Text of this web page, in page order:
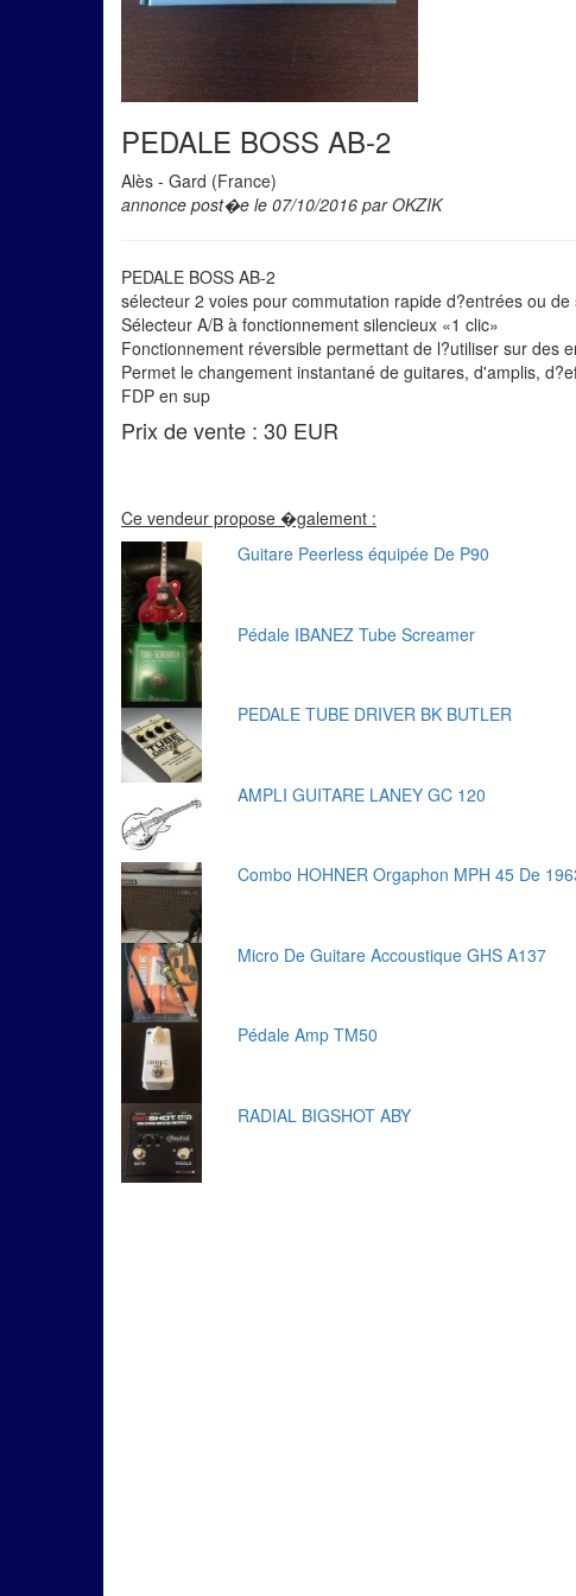
PEDALE BOSS AB-2
Alès - Gard (France)
annonce post�e le 07/10/2016 par OKZIK
PEDALE BOSS AB-2
sélecteur 2 voies pour commutation rapide d?entrées ou de
Sélecteur A/B à fonctionnement silencieux «1 clic»
Fonctionnement réversible permettant de l?utiliser sur des
Permet le changement instantané de guitares, d'amplis,
FDP en sup
Prix de vente : 30 EUR
Ce vendeur propose �galement :
Guitare Peerless équipée De P90
Pédale IBANEZ Tube Screamer
PEDALE TUBE DRIVER BK BUTLER
AMPLI GUITARE LANEY GC 120
Combo HOHNER Orgaphon MPH 45 De
Micro De Guitare Accoustique GHS A137
Pédale Amp TM50
RADIAL BIGSHOT ABY